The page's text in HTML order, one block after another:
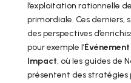
l’exploitation rationnelle
primordiale. Ces
des perspectives
pour exemple l’
Impact, où les guides de
présentent des stratégies